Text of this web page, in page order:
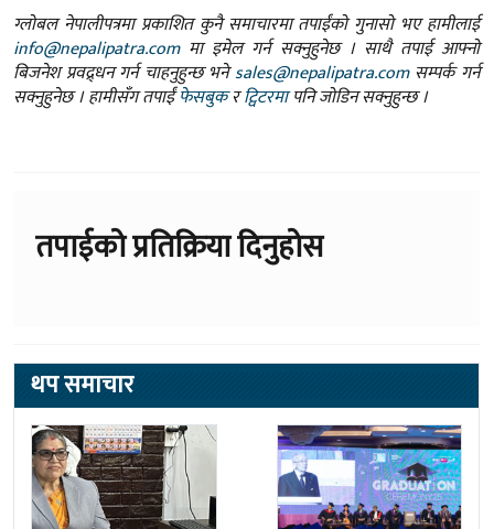
ग्लोबल नेपालीपत्रमा प्रकाशित कुनै समाचारमा तपाईंको गुनासो भए हामीलाई
info@nepalipatra.comमा इमेल गर्न सक्नुहुनेछ । साथै तपाई आफ्नो
बिजनेश प्रवद्र्धन गर्न चाहनुहुन्छ भनेsales@nepalipatra.comसम्पर्क गर्न
सक्नुहुनेछ । हामीसँग तपाईंफेसबुकरट्विटरमापनि जोडिन सक्नुहुन्छ ।
तपाईको प्रतिक्रिया दिनुहोस
थप समाचार